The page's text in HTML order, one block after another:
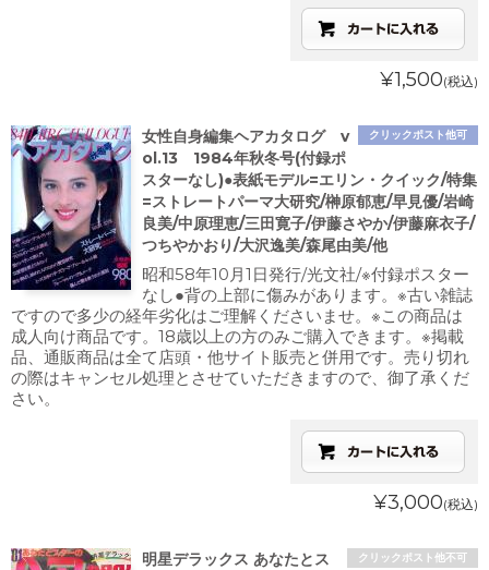
¥1,500(税込)
クリックポスト他可
女性自身編集ヘアカタログ v
ol.13 1984年秋冬号(付録ポ
スターなし)●表紙モデル=エリン・クイック/特集
=ストレートパーマ大研究/榊原郁恵/早見優/岩崎
良美/中原理恵/三田寛子/伊藤さやか/伊藤麻衣子/
つちやかおり/大沢逸美/森尾由美/他
昭和58年10月1日発行/光文社/※付録ポスター
なし●背の上部に傷みがあります。※古い雑誌
ですので多少の経年劣化はご理解くださいませ。※この商品は
成人向け商品です。18歳以上の方のみご購入できます。※掲載
品、通販商品は全て店頭・他サイト販売と併用です。売り切れ
の際はキャンセル処理とさせていただきますので、御了承くだ
さい。
¥3,000(税込)
クリックポスト他不可
明星デラックス あなたとス